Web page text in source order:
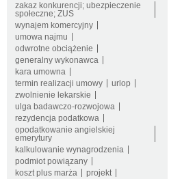
zakaz konkurencji; ubezpieczenie
społeczne; ZUS
wynajem komercyjny
umowa najmu
odwrotne obciążenie
generalny wykonawca
kara umowna
termin realizacji umowy
urlop
zwolnienie lekarskie
ulga badawczo-rozwojowa
rezydencja podatkowa
opodatkowanie angielskiej
emerytury
kalkulowanie wynagrodzenia
podmiot powiązany
koszt plus marża
projekt